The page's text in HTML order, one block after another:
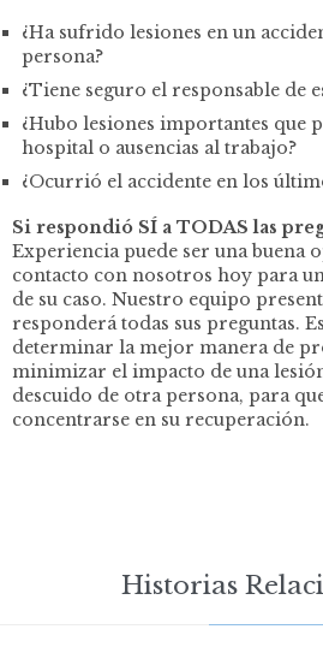
¿Ha sufrido lesiones en un
persona?
¿Tiene seguro el responsable de
¿Hubo lesiones importantes que
hospital o ausencias al trabajo?
¿Ocurrió el accidente en los
Si respondió SÍ a TODAS las
Experiencia puede ser una buena
contacto con nosotros hoy para
de su caso. Nuestro equipo
responderá todas sus preguntas.
determinar la mejor manera de
minimizar el impacto de una
descuido de otra persona, para
concentrarse en su recuperación.
Historias